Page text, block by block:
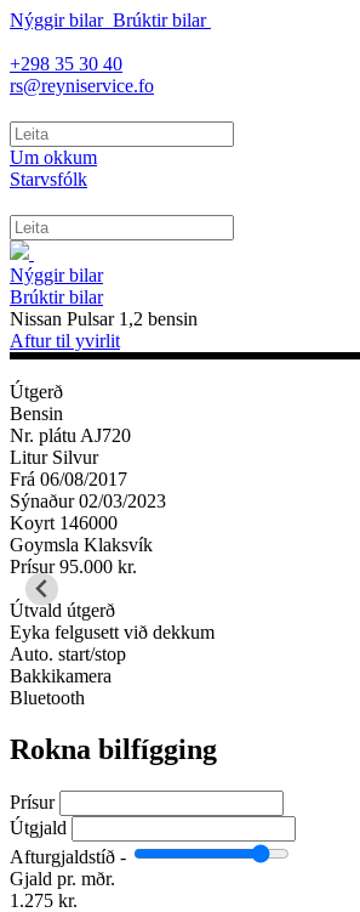
Nýggir bilar Brúktir bilar
+298 35 30 40
rs@reyniservice.fo
Um okkum
Starvsfólk
Nýggir bilar
Brúktir bilar
Nissan Pulsar 1,2 bensin
Aftur til yvirlit
Útgerð
Bensin
Nr. plátu AJ720
LiturSilvur
Frá 06/08/2017
Sýnaður02/03/2023
Koyrt 146000
Goymsla Klaksvík
Prísur95.000 kr.
Útvald útgerð
Eyka felgusett við dekkum
Auto. start/stop
Bakkikamera
Bluetooth
Rokna bilfígging
Prísur
Útgjald
Afturgjaldstíð -
Gjald pr. mðr.
1.275 kr.